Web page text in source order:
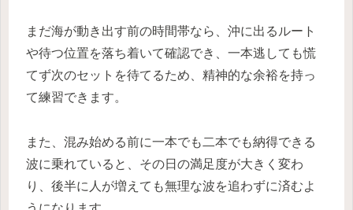
まだ海が動き出す前の時間帯なら、沖に出るルート
や待つ位置を落ち着いて確認でき、一本逃しても慌
てず次のセットを待てるため、精神的な余裕を持っ
て練習できます。
また、混み始める前に一本でも二本でも納得できる
波に乗れていると、その日の満足度が大きく変わ
り、後半に人が増えても無理な波を追わずに済むよ